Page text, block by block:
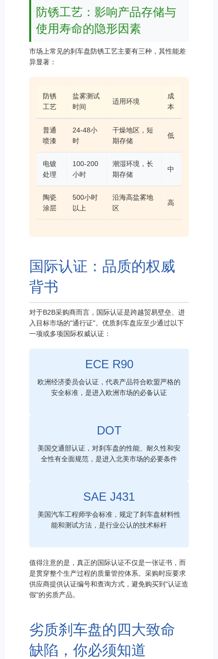
防锈工艺：影响产品存储与
使用寿命的隐形因素
市场上常见的刹车盘防锈工艺主要有三种，其性能差
异显著：
防锈
工艺
盐雾测试
时间
适用环境
成
本
普通
喷漆
24-48小
时
干燥地区，短
期存储
低
电镀
处理
100-200
小时
潮湿环境，长
期存储
中
陶瓷
涂层
500小时
以上
沿海高盐雾地
区
高
国际认证：品质的权威
背书
对于B2B采购商而言，国际认证是跨越贸易壁垒、进
入目标市场的"通行证"。优质刹车盘应至少通过以下
一项或多项国际权威认证：
ECE R90
欧洲经济委员会认证，代表产品符合欧盟严格的
安全标准，是进入欧洲市场的必备认证
DOT
美国交通部认证，对刹车盘的性能、耐久性和安
全性有全面规范，是进入北美市场的必要条件
SAE J431
美国汽车工程师学会标准，规定了刹车盘材料性
能和测试方法，是行业公认的技术标杆
值得注意的是，真正的国际认证不仅是一张证书，而
是贯穿整个生产过程的质量管控体系。采购时应要求
供应商提供认证编号和查询方式，避免购买到"认证造
假"的劣质产品。
劣质刹车盘的四大致命
缺陷，你必须知道